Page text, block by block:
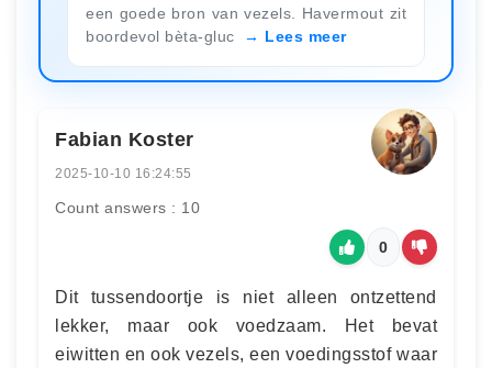
een goede bron van vezels. Havermout zit
boordevol bèta-gluc
Lees meer
Fabian Koster
2025-10-10 16:24:55
Count answers : 10
0
Dit tussendoortje is niet alleen ontzettend
lekker, maar ook voedzaam. Het bevat
eiwitten en ook vezels, een voedingsstof waar